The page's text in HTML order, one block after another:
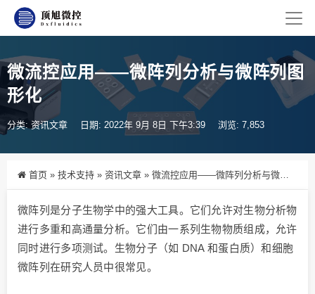
微流控应用——微阵列分析与微阵列图
形化
分类: 资讯文章 日期: 2022年 9月 8日 下午3:39 浏览: 7,853
首页 » 技术支持 » 资讯文章 » 微流控应用——微阵列分析与微阵列图形化
微阵列是分子生物学中的强大工具。它们允许对生物分析物
进行多重和高通量分析。它们由一系列生物物质组成，允许
同时进行多项测试。生物分子（如 DNA 和蛋白质）和细胞
微阵列在研究人员中很常见。